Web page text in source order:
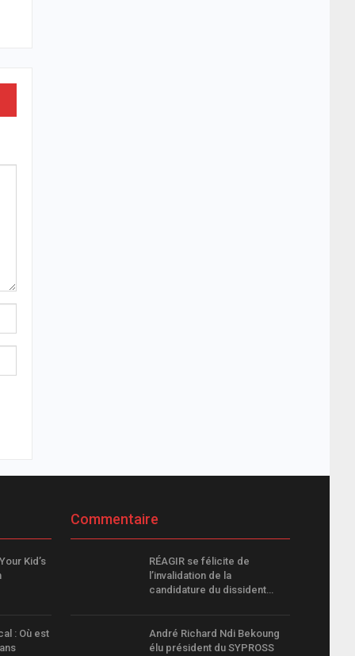
Kid’s
: Où est
Commentaire
RÉAGIR se félicite de
l’invalidation de la
candidature du dissident…
André Richard Ndi Bekoung
élu président du SYPROSS